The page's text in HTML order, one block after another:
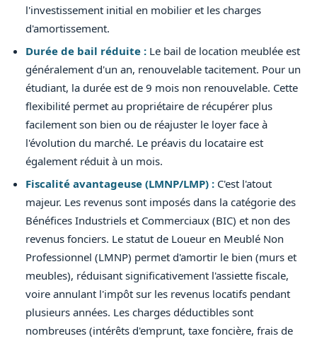
l'investissement initial en mobilier et les charges
d'amortissement.
Durée de bail réduite : Le bail de location meublée est
généralement d'un an, renouvelable tacitement. Pour un
étudiant, la durée est de 9 mois non renouvelable. Cette
flexibilité permet au propriétaire de récupérer plus
facilement son bien ou de réajuster le loyer face à
l'évolution du marché. Le préavis du locataire est
également réduit à un mois.
Fiscalité avantageuse (LMNP/LMP) : C'est l'atout
majeur. Les revenus sont imposés dans la catégorie des
Bénéfices Industriels et Commerciaux (BIC) et non des
revenus fonciers. Le statut de Loueur en Meublé Non
Professionnel (LMNP) permet d'amortir le bien (murs et
meubles), réduisant significativement l'assiette fiscale,
voire annulant l'impôt sur les revenus locatifs pendant
plusieurs années. Les charges déductibles sont
nombreuses (intérêts d'emprunt, taxe foncière, frais de